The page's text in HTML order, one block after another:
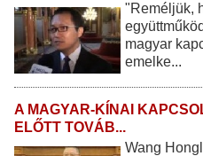
"Reméljük,
magyar
emelke...
A MAGYAR-KÍNAI
ELŐTT TOVÁB...
Wang